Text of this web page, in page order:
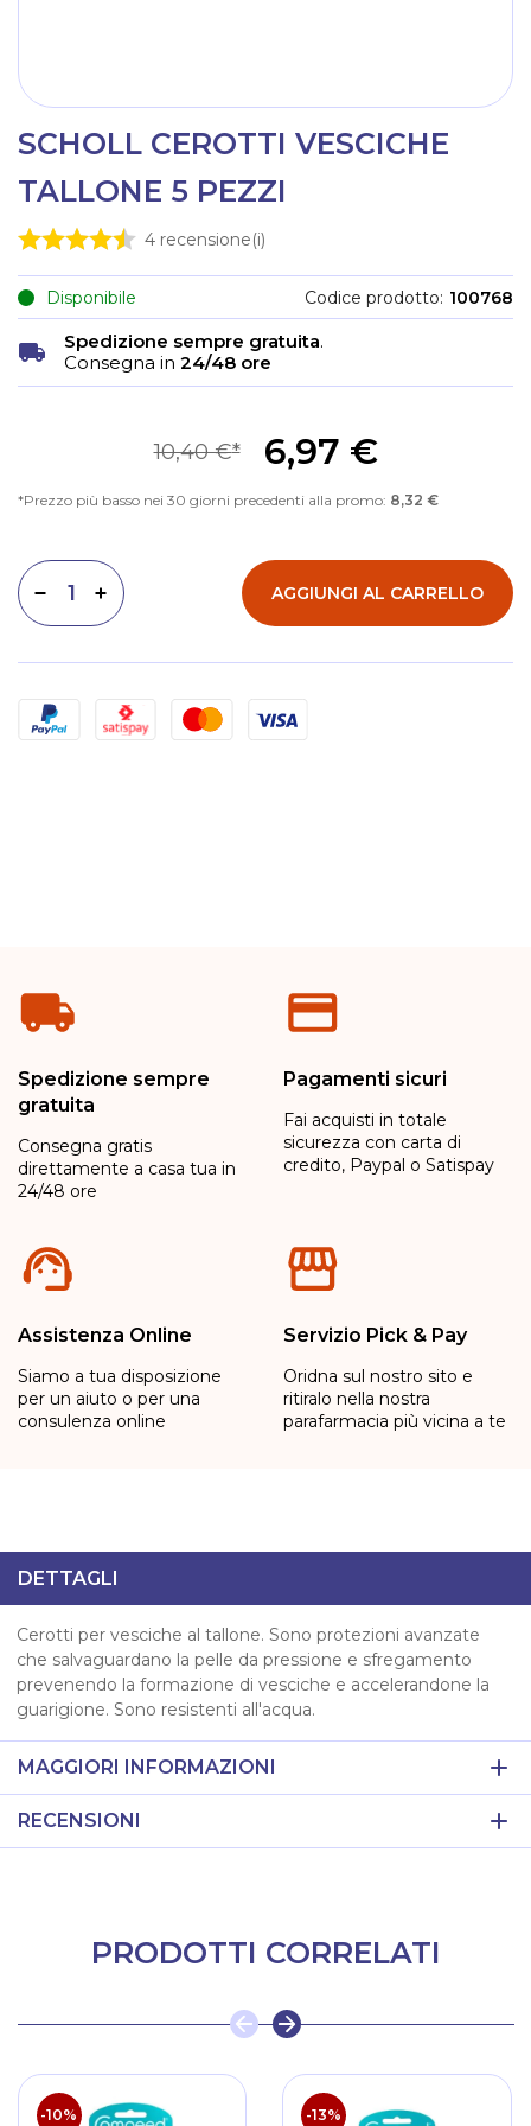
SCHOLL CEROTTI VESCICHE
TALLONE 5 PEZZI
4 recensione(i)
Disponibile Codice prodotto 100768
Spedizione sempre gratuita.
Consegna in 24/48 ore
6,97 €
10,40 €
Prezzo più basso nei 30 giorni precedenti alla promo: 8,32 €
Aumenta quantità
Diminuisci quantità AGGIUNGI AL CARRELLO
Metodi di pagamento
Spedizione sempre
gratuita
Consegna gratis
direttamente a casa tua in
24/48 ore
Pagamenti sicuri
Fai acquisti in totale
sicurezza con carta di
credito, Paypal o Satispay
Assistenza Online
Siamo a tua disposizione
per un aiuto o per una
consulenza online
Servizio Pick & Pay
Oridna sul nostro sito e
ritiralo nella nostra
parafarmacia più vicina a te
DETTAGLI
Cerotti per vesciche al tallone. Sono protezioni avanzate
che salvaguardano la pelle da pressione e sfregamento
prevenendo la formazione di vesciche e accelerandone la
guarigione. Sono resistenti all'acqua.
MAGGIORI INFORMAZIONI
RECENSIONI
PRODOTTI CORRELATI
-10% -13%